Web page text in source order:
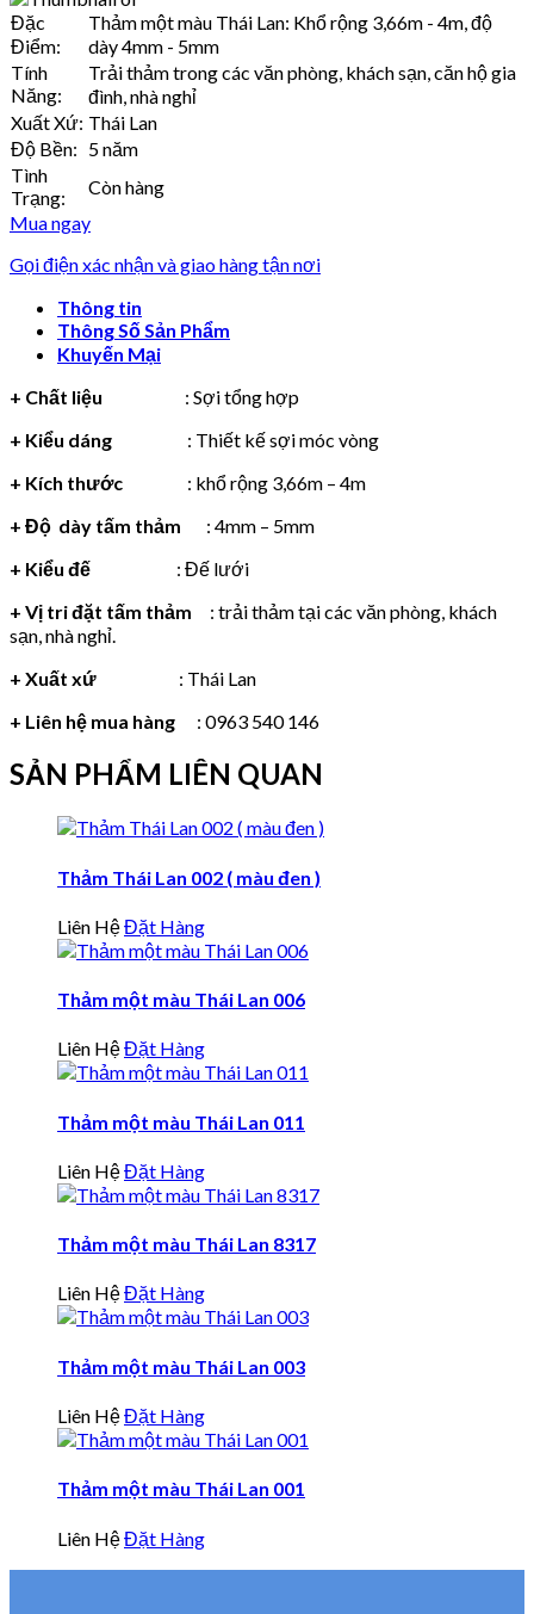
Đặc
Điểm:
Thảm một màu Thái Lan: Khổ rộng 3,66m - 4m, độ
dày 4mm - 5mm
Tính
Năng:
Trải thảm trong các văn phòng, khách sạn, căn hộ gia
đình, nhà nghỉ
Xuất Xứ: Thái Lan
Độ Bền: 5 năm
Tình
Trạng:
Còn hàng
Mua ngay
Gọi điện xác nhận và giao hàng tận nơi
Thông tin
Thông Số Sản Phẩm
Khuyến Mại
+ Chất liệu : Sợi tổng hợp
+ Kiểu dáng : Thiết kế sợi móc vòng
+ Kích thước : khổ rộng 3,66m – 4m
+ Độ dày tấm thảm
: 4mm – 5mm
+ Kiểu đế
: Đế lưới
+ Vị tri đặt tấm thảm
: trải thảm tại các văn phòng, khách
sạn, nhà nghỉ.
+ Xuất xứ : Thái Lan
+ Liên hệ mua hàng : 0963 540 146
SẢN PHẨM LIÊN QUAN
Thảm Thái Lan 002 ( màu đen )
Liên HệĐặt Hàng
Thảm một màu Thái Lan 006
Liên HệĐặt Hàng
Thảm một màu Thái Lan 011
Liên HệĐặt Hàng
Thảm một màu Thái Lan 8317
Liên HệĐặt Hàng
Thảm một màu Thái Lan 003
Liên HệĐặt Hàng
Thảm một màu Thái Lan 001
Liên HệĐặt Hàng